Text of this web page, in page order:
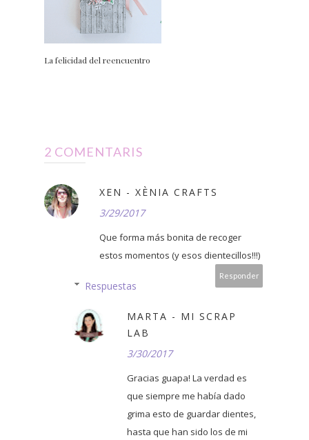
La felicidad del reencuentro
2 COMENTARIS
XEN - XÈNIA CRAFTS
3/29/2017
Que forma más bonita de recoger
estos momentos (y esos dientecillos!!!)
Responder
Respuestas
MARTA - MI SCRAP
LAB
3/30/2017
Gracias guapa! La verdad es
que siempre me había dado
grima esto de guardar dientes,
hasta que han sido los de mi